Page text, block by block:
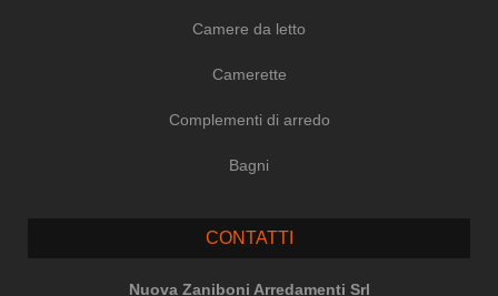
Camere da letto
Camerette
Complementi di arredo
Bagni
CONTATTI
Nuova Zaniboni Arredamenti Srl